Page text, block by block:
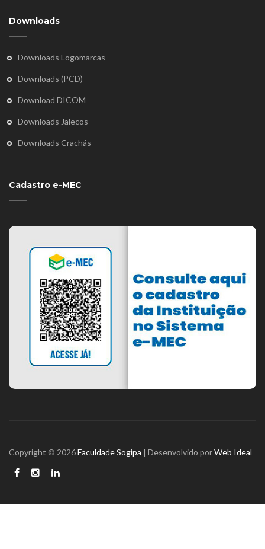
Downloads
Downloads Logomarcas
Downloads (PCD)
Download DICOM
Downloads Jalecos
Downloads Crachás
Cadastro e-MEC
Copyright © 2026Faculdade Sogipa | Desenvolvido porWeb Ideal